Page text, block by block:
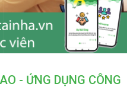
- ỨNG DỤNG CÔNG